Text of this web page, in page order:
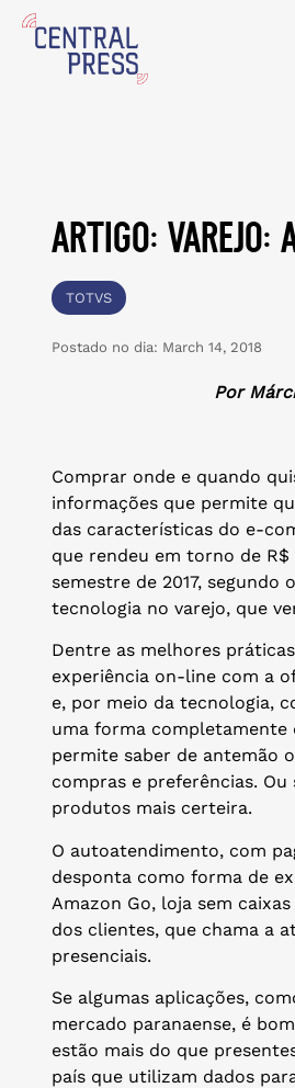
artigo: varejo:
TOTVS
Postado no dia: March 14, 2018
Por
Comprar onde e quando
informações que permite
das características do e-
que rendeu em torno de
semestre de 2017,
tecnologia no varejo, que
Dentre as melhores
experiência on-line com a
e, por meio da tecnologia,
uma forma completamente
permite saber de antemão
compras e preferências.
produtos mais certeira.
O autoatendimento, com
desponta como forma de
Amazon Go, loja sem
dos clientes, que chama a
presenciais.
Se algumas aplicações,
mercado paranaense, é
estão mais do que
país que utilizam dados